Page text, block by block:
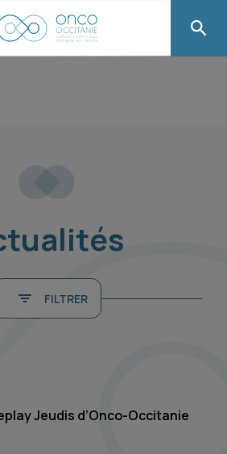
FILTRER
Jeudis d’Onco-Occitanie